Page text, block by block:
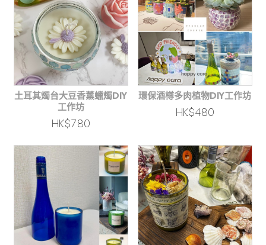
土耳其燭台大豆香薰蠟燭DIY
工作坊
HK$780
環保酒樽多肉植物DIY工作坊
HK$480